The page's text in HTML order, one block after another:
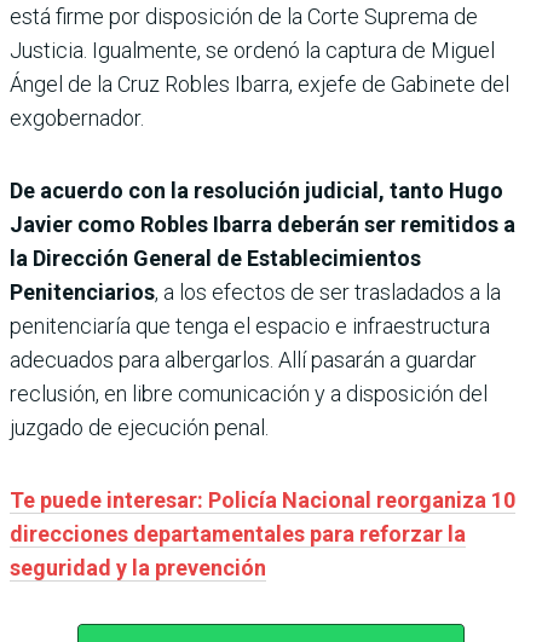
está firme por disposición de la Corte Suprema de
Justicia. Igualmente, se ordenó la captura de Miguel
Ángel de la Cruz Robles Ibarra, exjefe de Gabinete del
exgobernador.
De acuerdo con la resolución judicial, tanto Hugo
Javier como Robles Ibarra deberán ser remitidos a
la Dirección General de Establecimientos
Penitenciarios, a los efectos de ser trasladados a la
penitenciaría que tenga el espacio e infraestructura
adecuados para albergarlos. Allí pasarán a guardar
reclusión, en libre comunicación y a disposición del
juzgado de ejecución penal.
Te puede interesar: Policía Nacional reorganiza 10
direcciones departamentales para reforzar la
seguridad y la prevención